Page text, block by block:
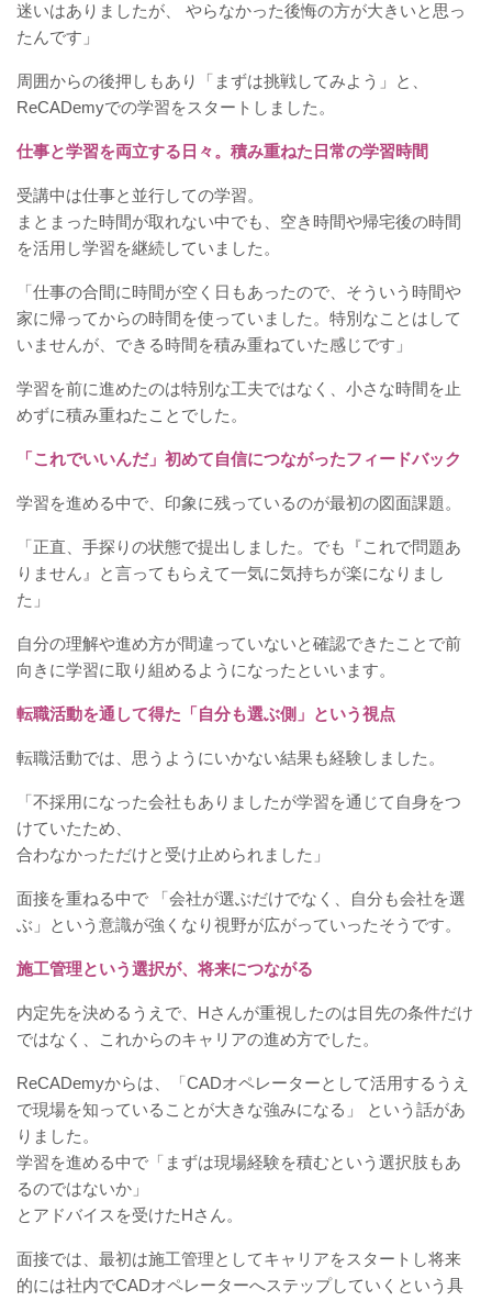
迷いはありましたが、 やらなかった後悔の方が大きいと思っ
たんです」
周囲からの後押しもあり「まずは挑戦してみよう」と、
ReCADemyでの学習をスタートしました。
仕事と学習を両立する日々。積み重ねた日常の学習時間
受講中は仕事と並行しての学習。
まとまった時間が取れない中でも、空き時間や帰宅後の時間
を活用し学習を継続していました。
「仕事の合間に時間が空く日もあったので、そういう時間や
家に帰ってからの時間を使っていました。特別なことはして
いませんが、できる時間を積み重ねていた感じです」
学習を前に進めたのは特別な工夫ではなく、小さな時間を止
めずに積み重ねたことでした。
「これでいいんだ」初めて自信につながったフィードバック
学習を進める中で、印象に残っているのが最初の図面課題。
「正直、手探りの状態で提出しました。でも『これで問題あ
りません』と言ってもらえて一気に気持ちが楽になりまし
た」
自分の理解や進め方が間違っていないと確認できたことで前
向きに学習に取り組めるようになったといいます。
転職活動を通して得た「自分も選ぶ側」という視点
転職活動では、思うようにいかない結果も経験しました。
「不採用になった会社もありましたが学習を通じて自身をつ
けていたため、
合わなかっただけと受け止められました」
面接を重ねる中で 「会社が選ぶだけでなく、自分も会社を選
ぶ」という意識が強くなり視野が広がっていったそうです。
施工管理という選択が、将来につながる
内定先を決めるうえで、Hさんが重視したのは目先の条件だけ
ではなく、これからのキャリアの進め方でした。
ReCADemyからは、「CADオペレーターとして活用するうえ
で現場を知っていることが大きな強みになる」 という話があ
りました。
学習を進める中で「まずは現場経験を積むという選択肢もあ
るのではないか」
とアドバイスを受けたHさん。
面接では、最初は施工管理としてキャリアをスタートし将来
的には社内でCADオペレーターへステップしていくという具